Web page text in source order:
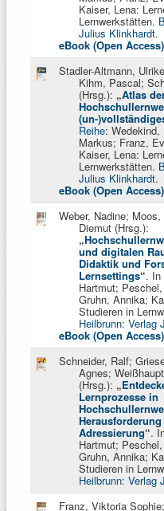
Kaiser, Lena:
Lernwerkstätten.
Julius Klinkhardt.
eBook (Open
Stadler-Altmann,
Kihm, Pascal;
(Hrsg.): „Atlas
(un-
Reihe:
Markus; Franz,
Kaiser, Lena:
Lernwerkstätten.
Julius Klinkhardt.
eBook (Open
Weber, Nadine;
Diemut (Hrsg.):
„
und digitalen
Didaktik und
Lernsettings“. In
Hartmut;
Gruhn, Annika;
Studieren in
Heilbrunn: Verlag
eBook (Open
Schneider, Ralf;
Agnes;
(Hrsg.): „
Lernprozesse in
Adressierung“.
Hartmut;
Gruhn, Annika;
Studieren in
Heilbrunn: Verlag
Franz, Viktoria